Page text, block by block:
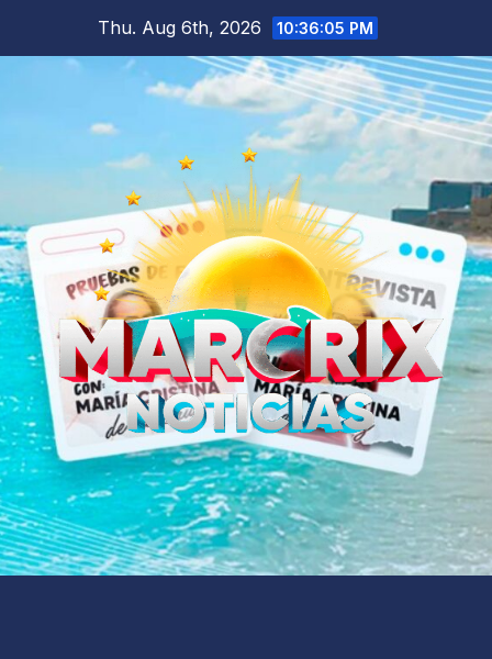
Thu. Aug 6th, 2026 10:36:06 PM